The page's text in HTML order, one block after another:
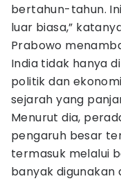
bertahun-tahun.
luar biasa,”
Prabowo
India tidak hanya
politik dan
sejarah yang
Menurut dia,
pengaruh besar
termasuk melalui
banyak digunakan